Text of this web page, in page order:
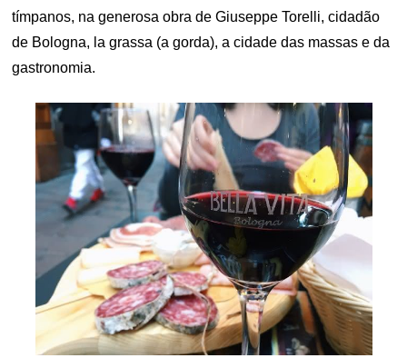
tímpanos, na generosa obra de Giuseppe Torelli, cidadão
de Bologna, la grassa (a gorda), a cidade das massas e da
gastronomia.